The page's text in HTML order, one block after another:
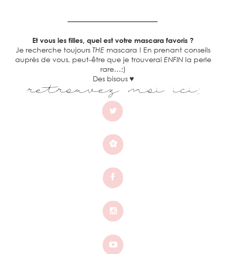
Et vous les filles, quel est votre mascara favoris ?
Je recherche toujours THE mascara ! En prenant conseils
auprès de vous, peut-être que je trouverai ENFINla perle
rare…;)
Des bisous ♥